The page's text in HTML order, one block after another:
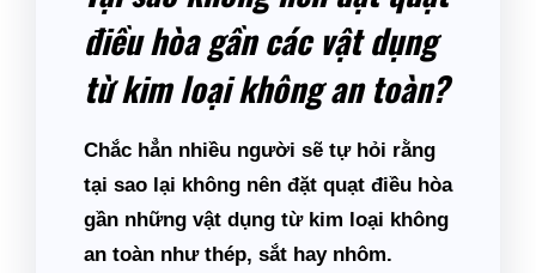
điều hòa gần các vật dụng
từ kim loại không an toàn?
Chắc hẳn nhiều người sẽ tự hỏi rằng
tại sao lại không nên đặt quạt điều hòa
gần những vật dụng từ kim loại không
an toàn như thép, sắt hay nhôm.